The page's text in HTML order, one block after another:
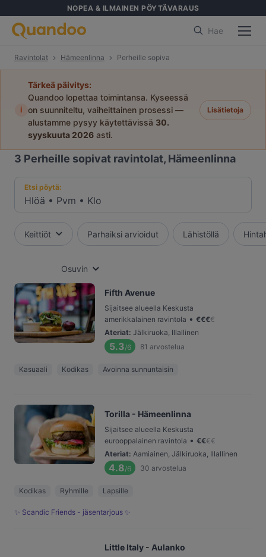
NOPEA & ILMAINEN PÖYTÄVARAUS
Hae
Ravintolat Hämeenlinna Perheille sopiva
i
Tärkeä päivitys:
Quandoo lopettaa toimintansa. Kyseessä
on suunniteltu, vaiheittainen prosessi —
alustamme pysyy käytettävissä 30.
syyskuuta 2026 asti.
Lisätietoja
3 Perheille sopivat ravintolat, Hämeenlinna
Etsi pöytä:
Hlöä • Pvm • Klo
Keittiöt Parhaiksi arvioidut Lähistöllä
Osuvin
Fifth Avenue
Sijaitsee alueella Keskusta
amerikkalainen ravintola • €€€€
Ateriat: Jälkiruoka, Illallinen
5.3/6 81 arvostelua
Kasuaali Kodikas Avoinna sunnuntaisin
Torilla - Hämeenlinna
Sijaitsee alueella Keskusta
eurooppalainen ravintola • €€€€
Ateriat: Aamiainen, Jälkiruoka, Illallinen
4.8/6 30 arvostelua
Kodikas Ryhmille Lapsille
✨ Scandic Friends - jäsentarjous ✨
Little Italy - Aulanko